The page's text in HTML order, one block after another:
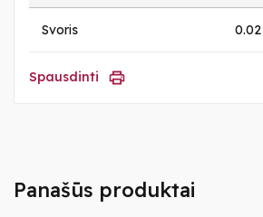
Svoris
Spausdinti
Panašūs produktai